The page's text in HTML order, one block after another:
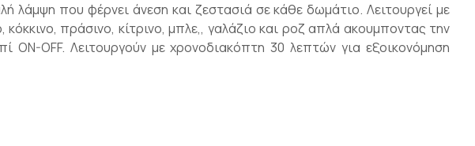
λάμψη που φέρνει άνεση και ζεστασιά σε κάθε δωμάτιο. Λειτουργεί με
πράσινο, κίτρινο, μπλε,, γαλάζιο και ροζ απλά ακουμποντας την
OFF. Λειτουργούν με χρονοδιακόπτη 30 λεπτών για εξοικονόμηση